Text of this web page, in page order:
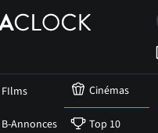
FIlms Cinémas
B-Annonces Top 10